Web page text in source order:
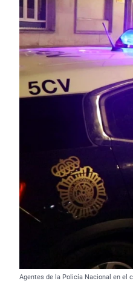
Agentes de la Policía Nacional en el